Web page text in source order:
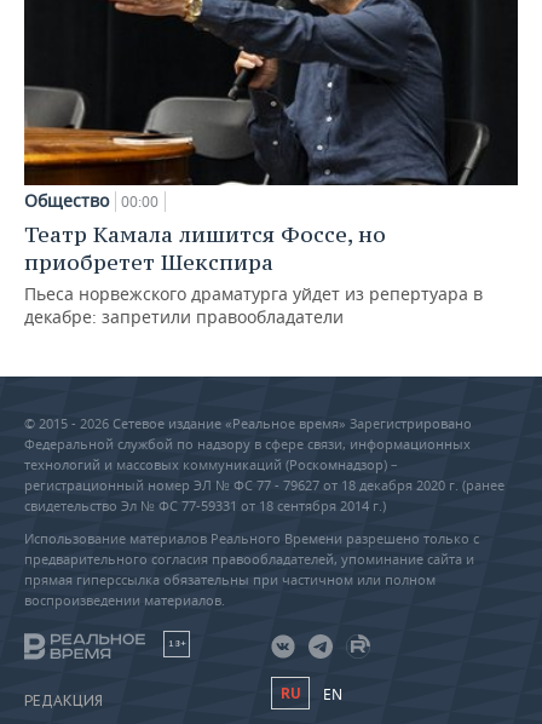
Общество 00:00
Театр Камала лишится Фоссе, но
приобретет Шекспира
Пьеса норвежского драматурга уйдет из репертуара в
декабре: запретили правообладатели
© 2015 - 2026 Сетевое издание «Реальное время» Зарегистрировано
Федеральной службой по надзору в сфере связи, информационных
технологий и массовых коммуникаций (Роскомнадзор) –
регистрационный номер ЭЛ № ФС 77 - 79627 от 18 декабря 2020 г. (ранее
свидетельство Эл № ФС 77-59331 от 18 сентября 2014 г.)
Использование материалов Реального Времени разрешено только с
предварительного согласия правообладателей, упоминание сайта и
прямая гиперссылка обязательны при частичном или полном
воспроизведении материалов.
18+
РЕДАКЦИЯ
RU EN